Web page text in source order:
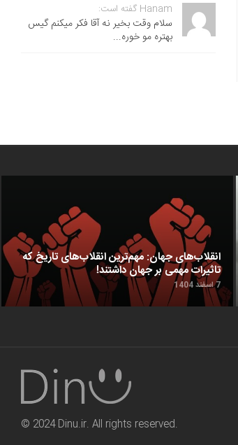
Hanam گفته است:
سلام وقت بخیر نه آقا فکر میکنم گیس
بهتره مو خوره...
انقلاب‌های جهان: مهم‌ترین انقلاب‌های تاریخ که
تاثیرات مهمی بر جهان داشتند!
7 اسفند 1404
© 2024 Dinu.ir. All rights reserved.